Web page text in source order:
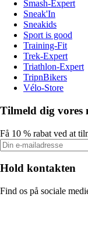
Smash-Expert
Sneak'In
Sneakids
Sport is good
Training-Fit
Trek-Expert
Triathlon-Expert
TripnBikers
Vélo-Store
Tilmeld dig vores
Få 10 % rabat ved at
Hold kontakten
Find os på sociale